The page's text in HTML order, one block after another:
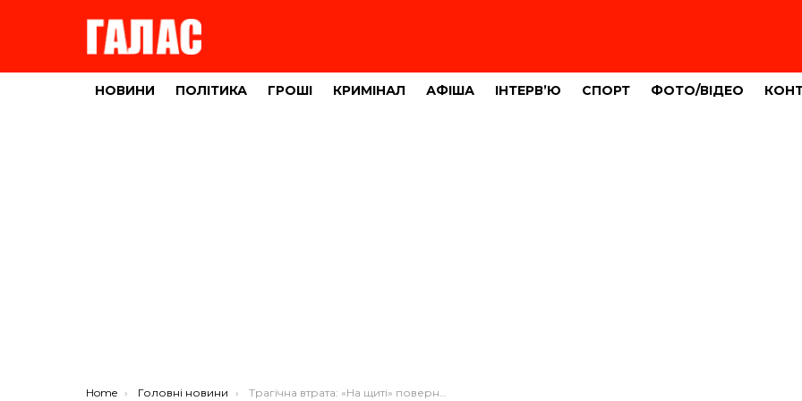
НОВИНИ ПОЛІТИКА ГРОШІ КРИМІНАЛ АФІША ІНТЕРВ’Ю СПОРТ ФОТО/ВІДЕО
You are here:
Home Головні новини Трагічна втрата: «На щиті» повернувся захисник Сергій Михалко з Почаївської громади (ФОТО)